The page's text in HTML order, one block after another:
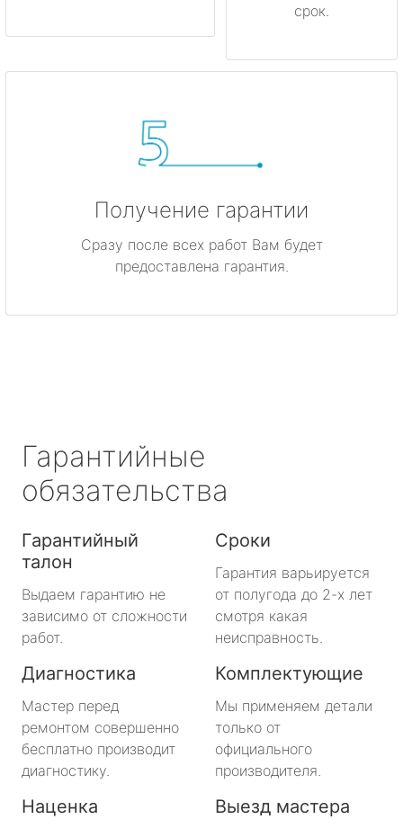
срок.
Получение гарантии
Сразу после всех работ Вам будет
предоставлена гарантия.
Гарантийные
обязательства
Гарантийный
талон
Выдаем гарантию не
зависимо от сложности
работ.
Сроки
Гарантия варьируется
от полугода до 2-х лет
смотря какая
неисправность.
Диагностика
Мастер перед
ремонтом совершенно
бесплатно производит
диагностику.
Комплектующие
Мы применяем детали
только от
официального
производителя.
Наценка Выезд мастера